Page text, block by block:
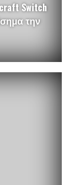
Switch
την